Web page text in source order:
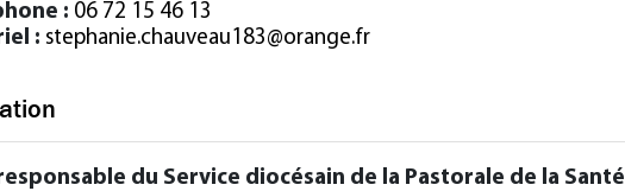
: 06 72 15 46 13
: stephanie.chauveau183@orange.fr
du Service diocésain de la Pastorale de la Santé